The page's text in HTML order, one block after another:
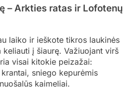
– Arkties ratas ir Lofotenų
laiko ir ieškote tikros laukinės
keliauti į šiaurę. Važiuojant virš
visai kitokie peizažai:
sniego kepurėmis
kaimeliai.